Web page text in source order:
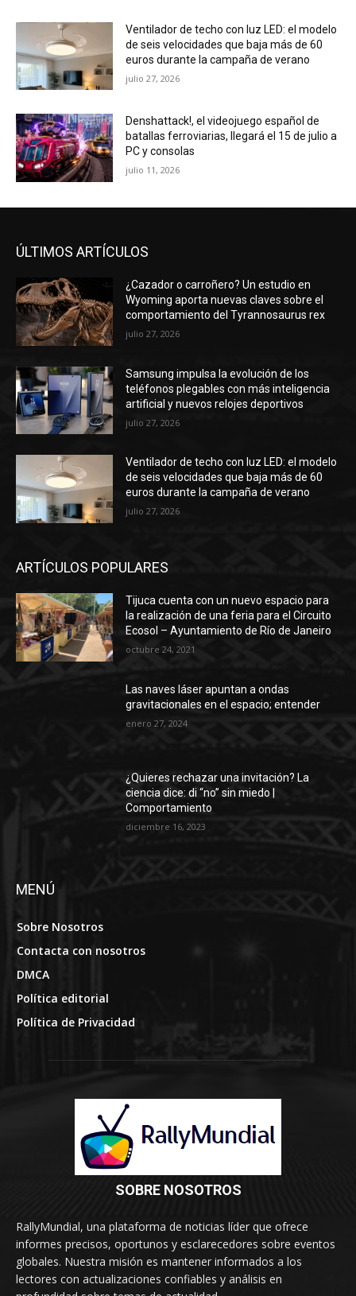
Ventilador de techo con luz LED: el modelo
de seis velocidades que baja más de 60
euros durante la campaña de verano
julio 27, 2026
Denshattack!, el videojuego español de
batallas ferroviarias, llegará el 15 de julio a
PC y consolas
julio 11, 2026
ÚLTIMOS ARTÍCULOS
¿Cazador o carroñero? Un estudio en
Wyoming aporta nuevas claves sobre el
comportamiento del Tyrannosaurus rex
julio 27, 2026
Samsung impulsa la evolución de los
teléfonos plegables con más inteligencia
artificial y nuevos relojes deportivos
julio 27, 2026
Ventilador de techo con luz LED: el modelo
de seis velocidades que baja más de 60
euros durante la campaña de verano
julio 27, 2026
ARTÍCULOS POPULARES
Tijuca cuenta con un nuevo espacio para
la realización de una feria para el Circuito
Ecosol – Ayuntamiento de Río de Janeiro
octubre 24, 2021
Las naves láser apuntan a ondas
gravitacionales en el espacio; entender
enero 27, 2024
¿Quieres rechazar una invitación? La
ciencia dice: di “no” sin miedo |
Comportamiento
diciembre 16, 2023
MENÚ
Sobre Nosotros
Contacta con nosotros
DMCA
Política editorial
Política de Privacidad
SOBRE NOSOTROS
RallyMundial, una plataforma de noticias líder que ofrece
informes precisos, oportunos y esclarecedores sobre eventos
globales. Nuestra misión es mantener informados a los
lectores con actualizaciones confiables y análisis en